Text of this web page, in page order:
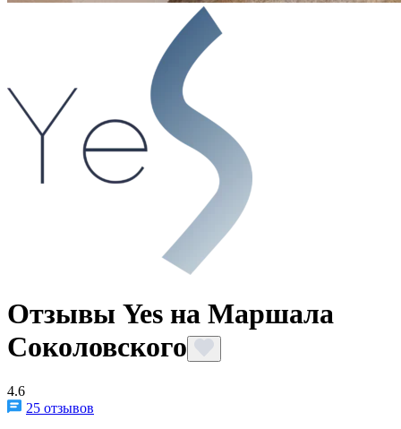
Отзывы Yes на Маршала
Соколовского
4.6
25 отзывов